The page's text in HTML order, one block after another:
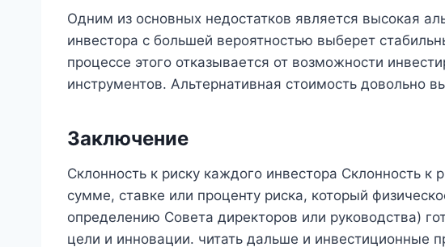
Одним из основных недостатков является высокая
инвестора с большей вероятностью выберет
процессе этого отказывается от возможности
инструментов. Альтернативная стоимость довольно
Заключение
Склонность к риску каждого инвестора Склонность к
сумме, ставке или проценту риска, который
определению Совета директоров или руководства)
цели и инновации. читать дальше и инвестиционные